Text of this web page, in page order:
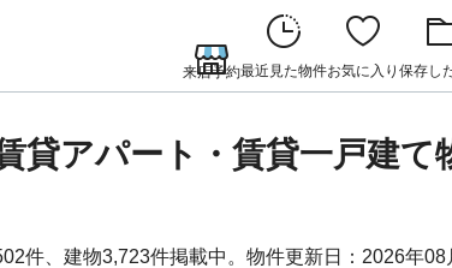
来店予約最近見た物件お気に入り 保存し
貸アパート・賃貸一戸建て
件、建物3,723件掲載中。物件更新日：2026年